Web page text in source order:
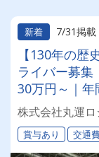
新着 7/31掲載
【130年の
ライバー募集
30万円～｜年
者歓迎⭐丸運
た働き方、始
株式会社丸運
賞与あり 交通